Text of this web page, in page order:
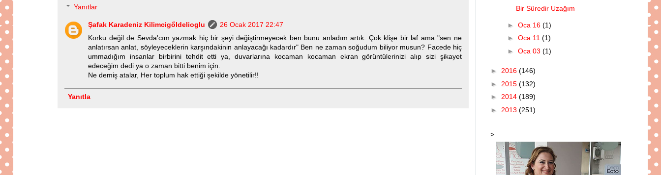
Yanıtlar
Şafak Karadeniz Kilimcigőldelioglu
26 Ocak 2017 22:47
Korku değil de Sevda'cım yazmak hiç bir şeyi değiştirmeyecek ben bunu anladım artık. Çok klişe bir laf ama "sen ne
anlatırsan anlat, söyleyeceklerin karşındakinin anlayacağı kadardır" Ben ne zaman soğudum biliyor musun? Facede hiç
ummadığım insanlar birbirini tehdit etti ya, duvarlarına kocaman kocaman ekran görüntülerinizi alıp sizi şikayet
edeceğim dedi ya o zaman bitti benim için.
Ne demiş atalar, Her toplum hak ettiği şekilde yönetilir!!
Yanıtla
Bir Süredir Uzağım
► Oca 16 (1)
► Oca 11 (1)
► Oca 03 (1)
► 2016 (146)
► 2015 (132)
► 2014 (189)
► 2013 (251)
>